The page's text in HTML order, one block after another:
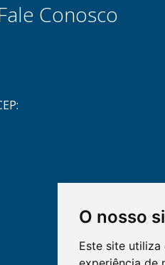
O nosso
Este site
Conosco